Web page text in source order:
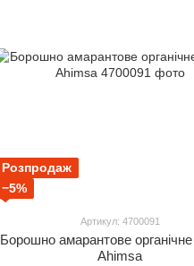
Розпродаж
−5%
Артикул: 4700091
Борошно амарантове
Ahimsa